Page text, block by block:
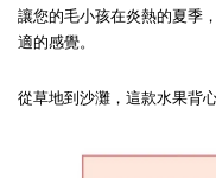
讓您的毛小孩在炎熱的夏季
適的感覺。
從草地到沙灘，這款水果背